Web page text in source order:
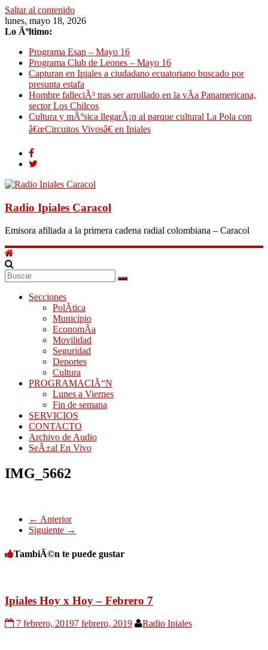
Saltar al contenido
lunes, mayo 18, 2026
Lo Ãºltimo:
Programa Esap – Mayo 16
Programa Club de Leones – Mayo 16
Capturan en Ipiales a ciudadano ecuatoriano buscado por
presunta estafa
Hombre falleciÃ³ tras ser arrollado en la vÃ­a Panamericana,
sector Los Chilcos
Cultura y mÃºsica llegarÃ¡n al parque cultural La Pola con
â€œCircuitos Vivosâ€ en Ipiales
Radio Ipiales Caracol
Emisora afiliada a la primera cadena radial colombiana – Caracol
Secciones
PolÃ­tica
Municipio
EconomÃ­a
Movilidad
Seguridad
Deportes
Cultura
PROGRAMACIÃ“N
Lunes a Viernes
Fin de semana
SERVICIOS
CONTACTO
Archivo de Audio
SeÃ±al En Vivo
IMG_5662
← Anterior
Siguiente →
TambiÃ©n te puede gustar
Ipiales Hoy x Hoy – Febrero 7
7 febrero, 20197 febrero, 2019 Radio Ipiales